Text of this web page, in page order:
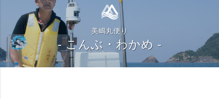
美嶋丸便り
- こんぶ・わかめ -